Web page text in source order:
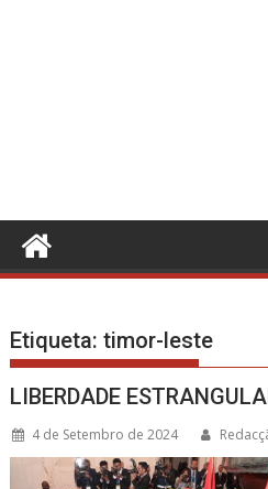
Etiqueta:timor-leste
LIBERDADE
4 de Setembro de 2024